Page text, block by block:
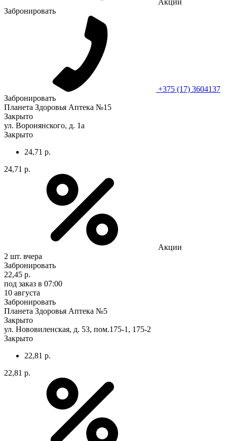
Забронировать
+375 (17) 3604137
Забронировать
Планета Здоровья Аптека №15
Закрыто
ул. Воронянского, д. 1а
Закрыто
24,71 р.
24,71 р.
Акции
2 шт. вчера
Забронировать
22,45 р.
под заказ в 07:00
10 августа
Забронировать
Планета Здоровья Аптека №5
Закрыто
ул. Нововиленская, д. 53, пом.175-1, 175-2
Закрыто
22,81 р.
22,81 р.